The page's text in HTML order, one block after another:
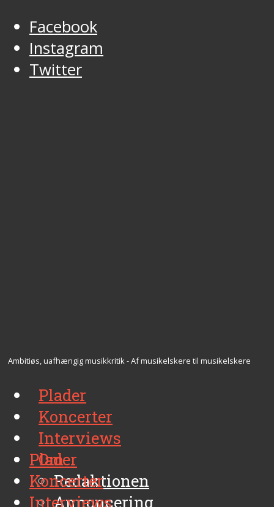
Facebook
Instagram
Twitter
Ambitiøs, uafhængig musikkritik - Af musikelskere til musikelskere
Plader
Koncerter
Interviews
Om
Redaktionen
Annoncering
Plader
Koncerter
Interviews